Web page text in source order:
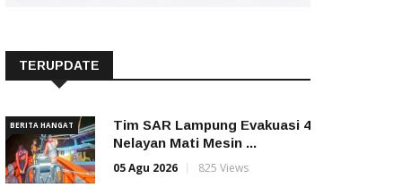
TERUPDATE
BERITA HANGAT
Tim SAR Lampung Evakuasi 4
Nelayan Mati Mesin ...
05 Agu 2026
825 Views